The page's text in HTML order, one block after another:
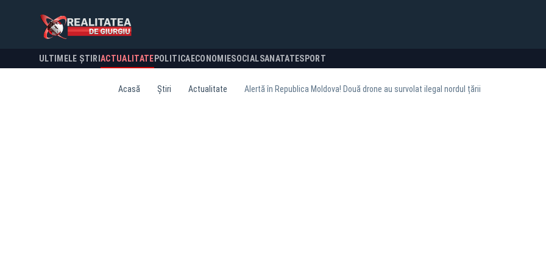
ULTIMELE ȘTIRI ACTUALITATE POLITICA ECONOMIESOCIALSANATATESPORT
Acasă Știri Actualitate Alertă în Republica Moldova! Două drone au survolat ilegal nordul țării